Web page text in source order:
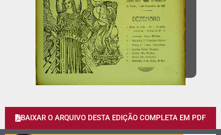
BAIXAR O ARQUIVO DESTA EDIÇÃO COMPLETA EM PDF